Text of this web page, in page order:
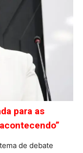
para as
de debate